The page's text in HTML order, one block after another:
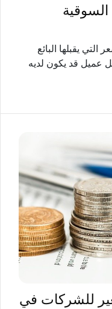
السوقية
يقبلها البائع
عميل قد يكون لديه
للشركات في